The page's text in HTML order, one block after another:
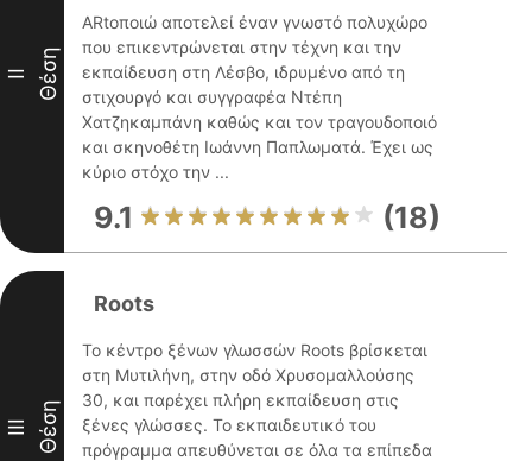
II Θέση
ARtοποιώ αποτελεί έναν γνωστό πολυχώρο
που επικεντρώνεται στην τέχνη και την
εκπαίδευση στη Λέσβο, ιδρυμένο από τη
στιχουργό και συγγραφέα Ντέπη
Χατζηκαμπάνη καθώς και τον τραγουδοποιό
και σκηνοθέτη Ιωάννη Παπλωματά. Έχει ως
κύριο στόχο την ...
9.1 (18)
III Θέση
Roots
Το κέντρο ξένων γλωσσών Roots βρίσκεται
στη Μυτιλήνη, στην οδό Χρυσομαλλούσης
30, και παρέχει πλήρη εκπαίδευση στις
ξένες γλώσσες. Το εκπαιδευτικό του
πρόγραμμα απευθύνεται σε όλα τα επίπεδα